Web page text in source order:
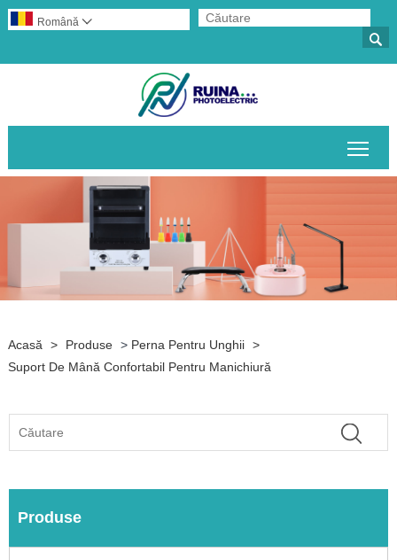

Română 
Acasă > Produse > Perna Pentru Unghii >
Suport De Mână Confortabil Pentru Manichiură
Produse